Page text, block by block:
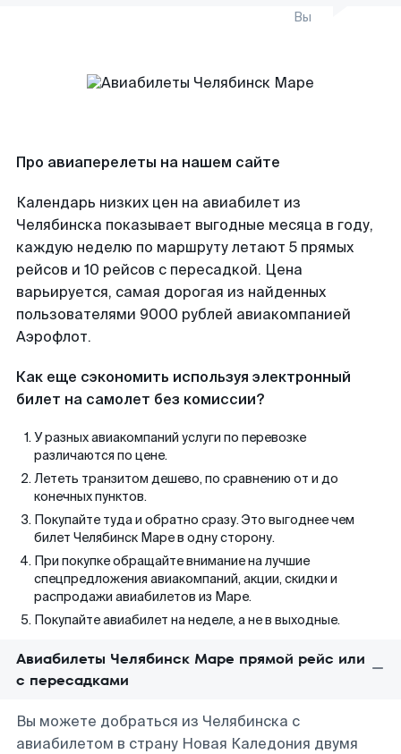
Вы
Про авиаперелеты на нашем сайте
Календарь низких цен на авиабилет из
Челябинска показывает выгодные месяца в году,
каждую неделю по маршруту летают 5 прямых
рейсов и 10 рейсов с пересадкой. Цена
варьируется, самая дорогая из найденных
пользователями 9000 рублей авиакомпанией
Аэрофлот.
Как еще сэкономить используя электронный
билет на самолет без комиссии?
У разных авиакомпаний услуги по перевозке
различаются по цене.
Лететь транзитом дешево, по сравнению от и до
конечных пунктов.
Покупайте туда и обратно сразу. Это выгоднее чем
билет Челябинск Маре в одну сторону.
При покупке обращайте внимание на лучшие
спецпредложения авиакомпаний, акции, скидки и
распродажи авиабилетов из Маре.
Покупайте авиабилет на неделе, а не в выходные.
Авиабилеты Челябинск Маре прямой рейс или
с пересадками
Вы можете добраться из Челябинска с
авиабилетом в страну Новая Каледония двумя